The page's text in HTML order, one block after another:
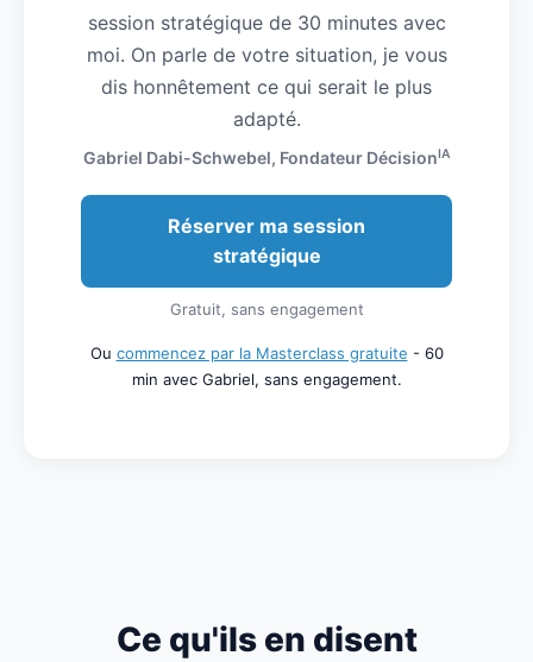
session stratégique de 30 minutes avec
moi. On parle de votre situation, je vous
dis honnêtement ce qui serait le plus
adapté.
Gabriel Dabi-Schwebel, Fondateur DécisionIA
Réserver ma session
stratégique
Gratuit, sans engagement
Ou commencez par la Masterclass gratuite - 60
min avec Gabriel, sans engagement.
Ce qu'ils en disent